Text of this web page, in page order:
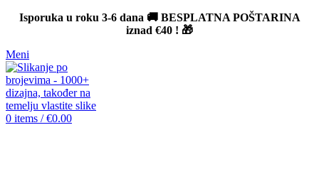
Isporuka u roku 3-6 dana 🚚 BESPLATNA POŠTARINA
iznad €40 ! 🎁
Meni
0 items / €0.00